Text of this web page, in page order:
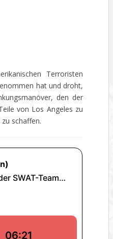
Terroristen
hat und droht,
den der
von Los Angeles zu
schaffen.